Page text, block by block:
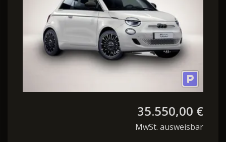
35.550,00 €
MwSt. ausweisbar